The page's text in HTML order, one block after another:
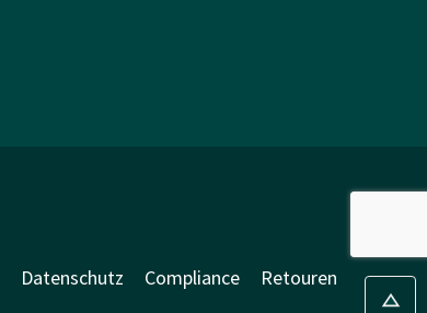
Datenschutz Compliance Retouren